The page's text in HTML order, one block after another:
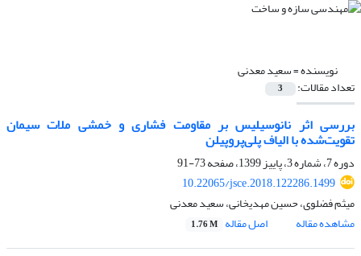
نویسنده =سعید معدنی
تعداد مقالات: 3
بررسی اثر نانوسیلیس بر مقاومت فشاری و خمشی ملات سیمان
تقویت‌شده با الیاف پلی‌پروپیلن
دوره 7، شماره 3، پاییز 1399، صفحه
73-91
10.22065/jsce.2018.122286.1499
میثم فضلوی، حسین مهدیخانی، سعید معدنی
مشاهده مقاله
اصل مقاله 1.76 M